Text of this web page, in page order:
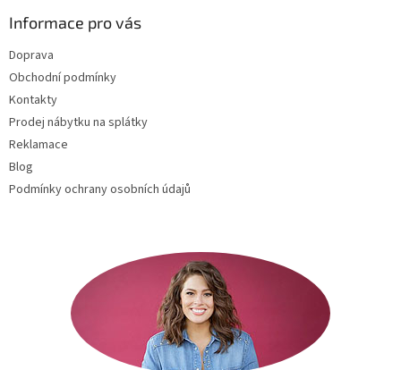
Informace pro vás
Doprava
Obchodní podmínky
Kontakty
Prodej nábytku na splátky
Reklamace
Blog
Podmínky ochrany osobních údajů